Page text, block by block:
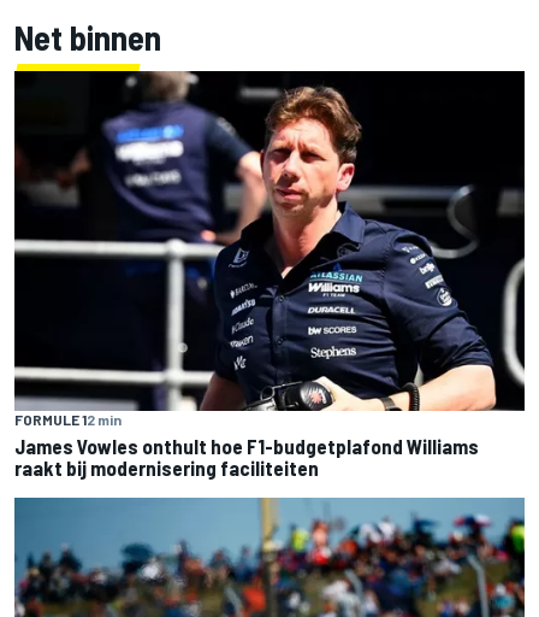
Net binnen
FORMULE 12 min
James Vowles onthult hoe F1-budgetplafond Williams
raakt bij modernisering faciliteiten